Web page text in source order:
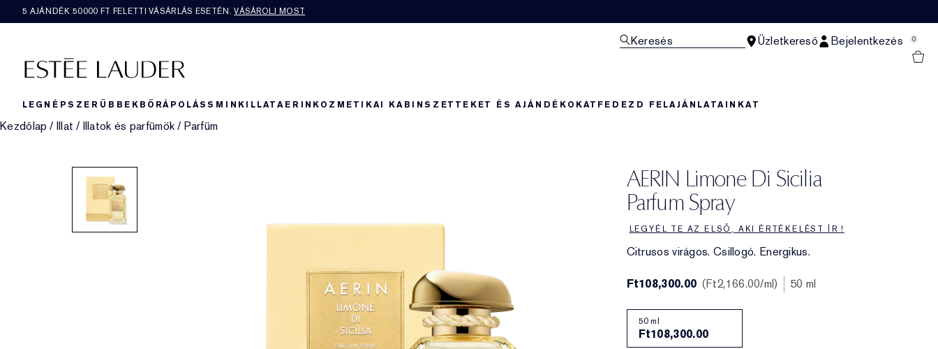
5 AJÁNDÉK 50000​ FT FELETTI VÁSÁRLÁS ESETÉN.VÁSÁROLJ MOST
Keresés Üzletkereső Bejelentkezés 0
LEGNÉPSZERŰBBEKBŐRÁPOLÁSSMINKILLATAERIN KOZMETIKAI KABINSZETTEKET ÉS AJÁNDÉKOKAT FEDEZD FELAJÁNLATAINKAT
Kezdőlap / Illat / Illatok és parfümök / Parfüm
AERIN Limone Di Sicilia
Parfum Spray
LEGYÉL TE AZ ELSŐ, AKI ÉRTÉKELÉST ÍR !
Citrusos virágos. Csillogó. Energikus.
Ft108,300.00 Ft2,166.00/ml 50 ml
50 ml
Ft108,300.00